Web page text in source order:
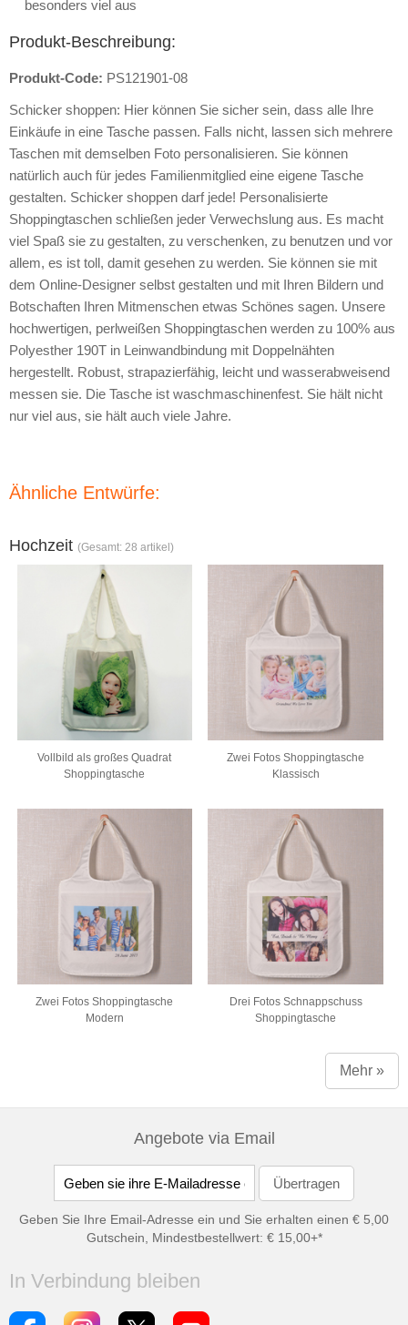
besonders viel aus
Produkt-Beschreibung:
Produkt-Code: PS121901-08
Schicker shoppen: Hier können Sie sicher sein, dass alle Ihre
Einkäufe in eine Tasche passen. Falls nicht, lassen sich mehrere
Taschen mit demselben Foto personalisieren. Sie können
natürlich auch für jedes Familienmitglied eine eigene Tasche
gestalten. Schicker shoppen darf jede! Personalisierte
Shoppingtaschen schließen jeder Verwechslung aus. Es macht
viel Spaß sie zu gestalten, zu verschenken, zu benutzen und vor
allem, es ist toll, damit gesehen zu werden. Sie können sie mit
dem Online-Designer selbst gestalten und mit Ihren Bildern und
Botschaften Ihren Mitmenschen etwas Schönes sagen. Unsere
hochwertigen, perlweißen Shoppingtaschen werden zu 100% aus
Polyesther 190T in Leinwandbindung mit Doppelnähten
hergestellt. Robust, strapazierfähig, leicht und wasserabweisend
messen sie. Die Tasche ist waschmaschinenfest. Sie hält nicht
nur viel aus, sie hält auch viele Jahre.
Ähnliche Entwürfe:
Hochzeit (Gesamt: 28 artikel)
Vollbild als großes Quadrat
Shoppingtasche
Zwei Fotos Shoppingtasche
Klassisch
Zwei Fotos Shoppingtasche
Modern
Drei Fotos Schnappschuss
Shoppingtasche
Mehr »
Angebote via Email
Geben Sie Ihre Email-Adresse ein und Sie erhalten einen € 5,00
Gutschein, Mindestbestellwert: € 15,00+*
In Verbindung bleiben